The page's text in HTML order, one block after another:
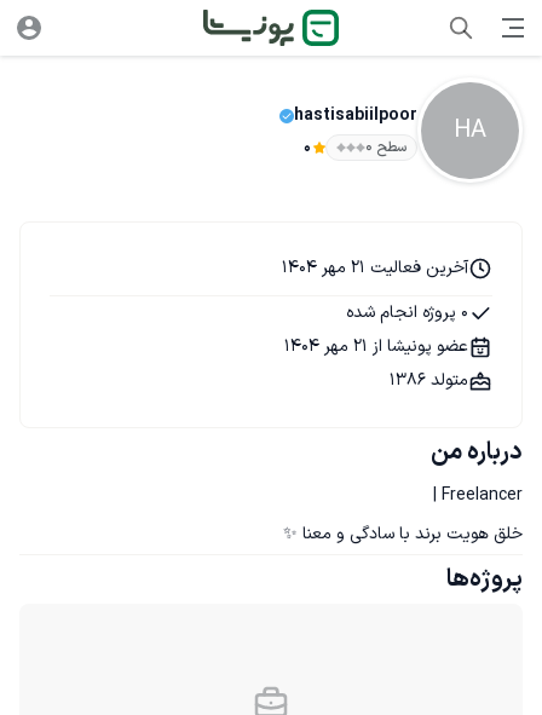
HA
hastisabiilpoor
سطح ۰ 0
درباره من
خلق هویت برند با سادگی و معنا ✨
آخرین فعالیت 21 مهر 1404
0 پروژه انجام شده
عضو پونیشا از 21 مهر 1404
متولد 1386
پروژه‌ها